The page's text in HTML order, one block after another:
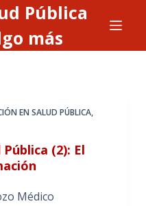
Pública
más
EN SALUD PÚBLICA,
(2): El
Médico